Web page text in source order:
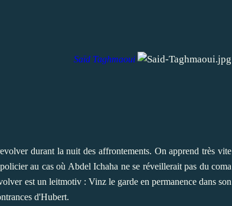
Saïd Taghmaoui
durant la nuit des affrontements. On apprend très vite
au cas où Abdel Ichaha ne se réveillerait pas du coma
est un leitmotiv : Vinz le garde en permanence dans son
d'Hubert.